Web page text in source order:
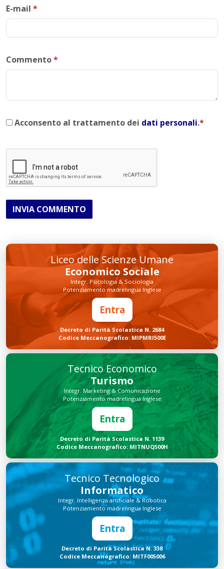
E-mail *
Commento*
Acconsento al trattamento dei dati personali.*
INVIA COMMENTO
Liceo delle Scienze Umane
Economico Sociale
Integr. Psicologia & Sociologia
Potenziamento madrelingua Inglese
Entra
Decreto di Parità Scolastica N. 2684
Codice Meccanografico: MIPMRI500E
Tecnico Economico
Turismo
Integr. Marketing & Comunicazione
Potenziamento madrelingua Inglese
Entra
Decreto di Parità Scolastica N. 1139
Codice Meccanografico: MITNUQ500H
Tecnico Tecnologico
Informatico
Integr. Intelligenza artificiale & Robotica
Potenziamento madrelingua Inglese
Entra
Decreto di Parità Scolastica N. 338
Codice Meccanografico: MITF005006